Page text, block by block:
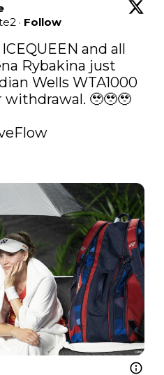
· Follow
and all
Rybakina just
Wells WTA1000
🥹🥹🥹